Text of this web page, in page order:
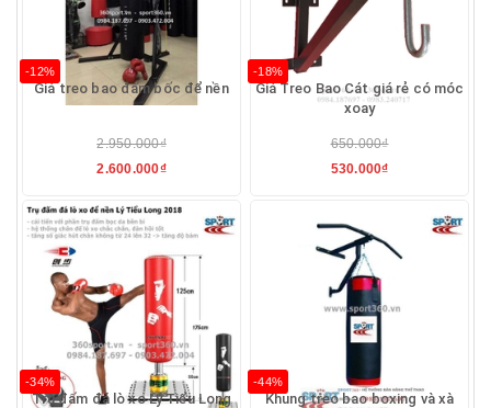
-12%
Giá treo bao đấm bốc để nền
2.950.000₫
2.600.000₫
-18%
Giá Treo Bao Cát giá rẻ có móc
xoay
650.000₫
530.000₫
-34%
Trụ đấm đá lò xo Lý Tiểu Long
-44%
Khung treo bao boxing và xà